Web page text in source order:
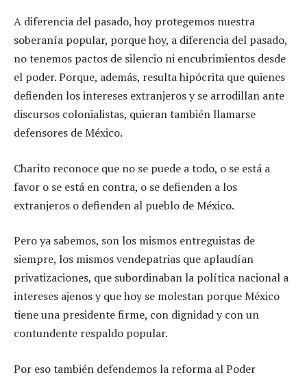
A diferencia del pasado, hoy protegemos nuestra
soberanía popular, porque hoy, a diferencia del pasado,
no tenemos pactos de silencio ni encubrimientos desde
el poder. Porque, además, resulta hipócrita que quienes
defienden los intereses extranjeros y se arrodillan ante
discursos colonialistas, quieran también llamarse
defensores de México.
Charito reconoce que no se puede a todo, o se está a
favor o se está en contra, o se defienden a los
extranjeros o defienden al pueblo de México.
Pero ya sabemos, son los mismos entreguistas de
siempre, los mismos vendepatrias que aplaudían
privatizaciones, que subordinaban la política nacional a
intereses ajenos y que hoy se molestan porque México
tiene una presidente firme, con dignidad y con un
contundente respaldo popular.
Por eso también defendemos la reforma al Poder